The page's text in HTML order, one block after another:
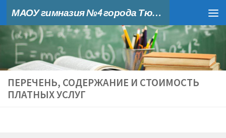
Skip to content МАОУ гимназия №4 города Тюмени
ПЕРЕЧЕНЬ, СОДЕРЖАНИЕ И СТОИМОСТЬ
ПЛАТНЫХ УСЛУГ